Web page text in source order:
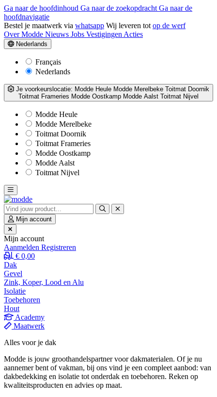
Ga naar de hoofdinhoud Ga naar de zoekopdracht Ga naar de
hoofdnavigatie
Bestel je maatwerk via whatsapp Wij leveren tot op de werf
Over Modde Nieuws Jobs Vestigingen Acties
Nederlands
Français
Nederlands
Je voorkeurslocatie: Modde Heule Modde Merelbeke Toitmat Doornik
Toitmat Frameries Modde Oostkamp Modde Aalst Toitmat Nijvel
Modde Heule
Modde Merelbeke
Toitmat Doornik
Toitmat Frameries
Modde Oostkamp
Modde Aalst
Toitmat Nijvel
Mijn account
Mijn account
Aanmelden Registreren
€ 0,00
Dak
Gevel
Zink, Koper, Lood en Alu
Isolatie
Toebehoren
Hout
Academy
Maatwerk
Alles voor je dak
Modde is jouw groothandelspartner voor dakmaterialen. Of je nu
aannemer bent of vakman, bij ons vind je een compleet aanbod: van
dakbedekking en isolatie tot onderdak en toebehoren. Reken op
kwaliteitsproducten en advies op maat.